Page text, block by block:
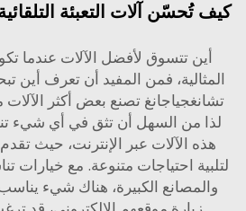
آلات التعبئة التلقائية
تتسوق لأفضل الآلات عندما تكون
فمن المفيد أن تعرف أين
تصنع بعض أكثر الآلات
من السهل أن تثق في أي شيء تنتجه.
الآلات عبر الإنترنت، حيث تقدم
احتياجات متنوعة. مع خيارات تناسب
الكبيرة، هناك شيء يناسب